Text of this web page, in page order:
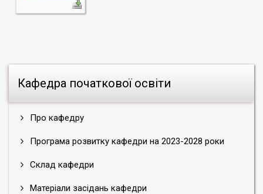
Кафедра початкової освіти
Про кафедру
Програма розвитку кафедри на 2023-2028 роки
Склад кафедри
Матеріали засідань кафедри